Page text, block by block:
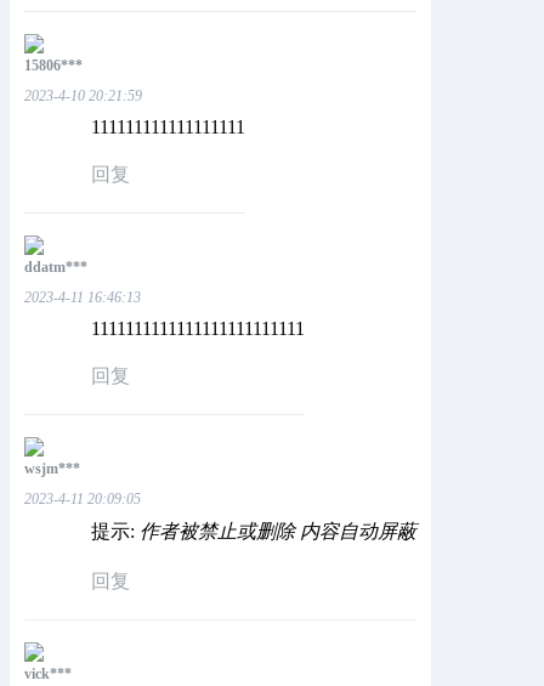
15806***
2023-4-10 20:21:59
111111111111111111
回复
ddatm***
2023-4-11 16:46:13
1111111111111111111111111
回复
wsjm***
2023-4-11 20:09:05
提示: 作者被禁止或删除 内容自动屏蔽
回复
vick***